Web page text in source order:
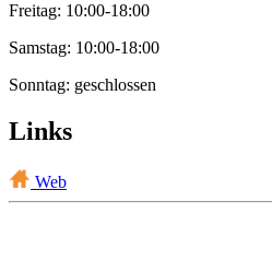
Freitag: 10:00-18:00
Samstag: 10:00-18:00
Sonntag: geschlossen
Links
Web